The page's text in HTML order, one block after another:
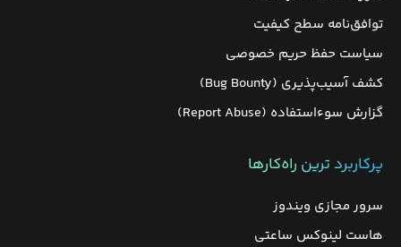
توافق‌نامه سطح کیفیت
سیاست حفظ حریم خصوصی
کشف آسیب‌پذیری (Bug Bounty)
گزارش سوءاستفاده (Report Abuse)
پرکاربرد ترین راه‌کارها
سرور مجازی ویندوز
هاست لینوکس ساعتی